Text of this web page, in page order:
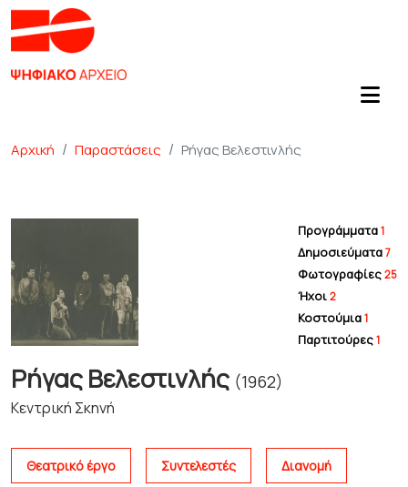
Αρχική Παραστάσεις Ρήγας Βελεστινλής
Προγράμματα 1
Δημοσιεύματα 7
Φωτογραφίες 25
Ήχοι 2
Κοστούμια 1
Παρτιτούρες 1
Ρήγας Βελεστινλής (1962)
Κεντρική Σκηνή
Θεατρικό έργο Συντελεστές Διανομή